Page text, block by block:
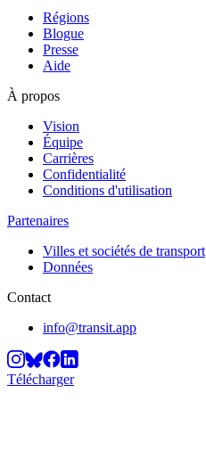
Régions
Blogue
Presse
Aide
À propos
Vision
Équipe
Carrières
Confidentialité
Conditions d'utilisation
Partenaires
Villes et sociétés de transport
Données
Contact
info@transit.app
Télécharger